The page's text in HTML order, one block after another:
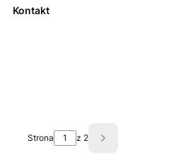
Kontakt
Strona z 2 Następne